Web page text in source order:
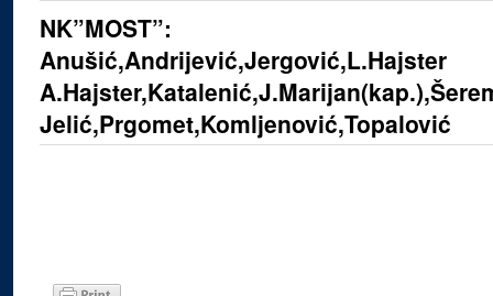
NK”MOST”:
Anušić,Andrijević,Jergović,L.Hajster
Jelić,Prgomet,Komljenović,Topalović